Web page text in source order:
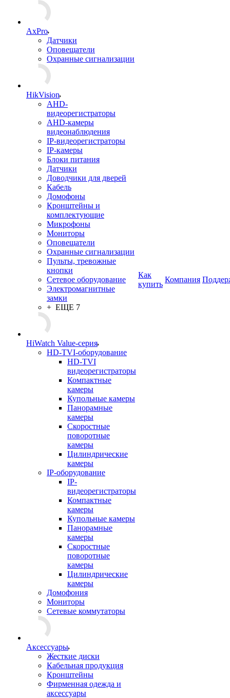
AxPro
Датчики
Оповещатели
Охранные сигнализации
HikVision
AHD-
видеорегистраторы
AHD-камеры
видеонаблюдения
IP-видеорегистраторы
IP-камеры
Блоки питания
Датчики
Доводчики для дверей
Кабель
Домофоны
Кронштейны и
комплектующие
Микрофоны
Мониторы
Оповещатели
Охранные сигнализации
Пульты, тревожные
кнопки
Сетевое оборудование
Электромагнитные
замки
+ ЕЩЕ 7
HiWatch Value-серия
HD-TVI-оборудование
HD-TVI
видеорегистраторы
Компактные
камеры
Купольные камеры
Панорамные
камеры
Скоростные
поворотные
камеры
Цилиндрические
камеры
IP-оборудование
IP-
видеорегистраторы
Компактные
камеры
Купольные камеры
Панорамные
камеры
Скоростные
поворотные
камеры
Цилиндрические
камеры
Домофония
Мониторы
Сетевые коммутаторы
Аксессуары
Жесткие диски
Кабельная продукция
Кронштейны
Фирменная одежда и
аксессуары
Как
купить
Компания